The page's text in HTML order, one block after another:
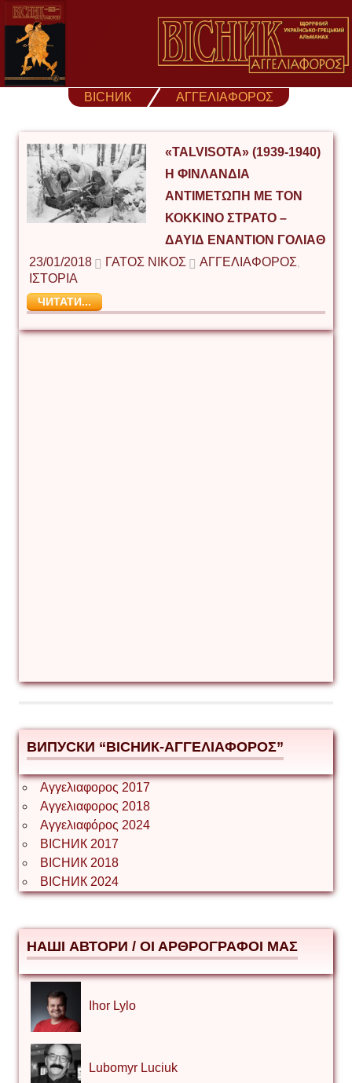
Skip
content
ВІСНИК ΑΓΓΕΛΙΑΦΟΡΟΣ
«TALVISOTA» (1939-1940)
Η ΦΙΝΛΑΝΔΙΑ
ΑΝΤΙΜΕΤΩΠΗ ΜΕ ΤΟΝ
ΚΟΚΚΙΝΟ ΣΤΡΑΤΟ –
ΔΑΥΙΔ ΕΝΑΝΤΙΟΝ ΓΟΛΙΑΘ
23/01/2018
ΓΑΤΟΣ ΝΙΚΟΣ ΑΓΓΕΛΙΑΦΟΡΟΣ
ΙΣΤΟΡΙΑ
ЧИТАТИ...
ВИПУСКИ “ВІСНИК-ΑΓΓΕΛΙΑΦΟΡΟΣ”
Αγγελιαφορος 2017
Αγγελιαφορος 2018
Αγγελιαφόρος 2024
ВІСНИК 2017
ВІСНИК 2018
ВІСНИК 2024
НАШІ АВТОРИ / ΟΙ ΑΡΘΡΟΓΡΑΦΟΙ ΜΑΣ
Ihor Lylo
Lubomyr Luciuk